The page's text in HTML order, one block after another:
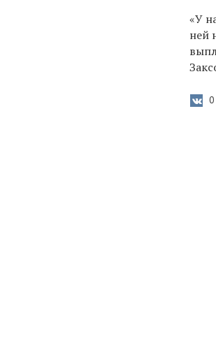
«У
ней
0